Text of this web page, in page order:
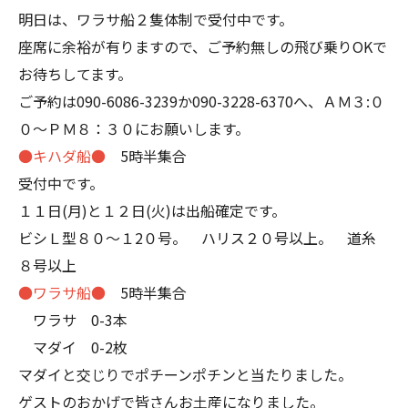
明日は、ワラサ船２隻体制で受付中です。
座席に余裕が有りますので、ご予約無しの飛び乗りOKで
お待ちしてます。
ご予約は090-6086-3239か090-3228-6370へ、ＡＭ３:０
０～ＰＭ８：３０にお願いします。
●キハダ船● 5時半集合
受付中です。
１１日(月)と１２日(火)は出船確定です。
ビシＬ型８０～１2０号。 ハリス２０号以上。 道糸
８号以上
●ワラサ船● 5時半集合
ワラサ 0-3本
マダイ 0-2枚
マダイと交じりでポチーンポチンと当たりました。
ゲストのおかげで皆さんお土産になりました。